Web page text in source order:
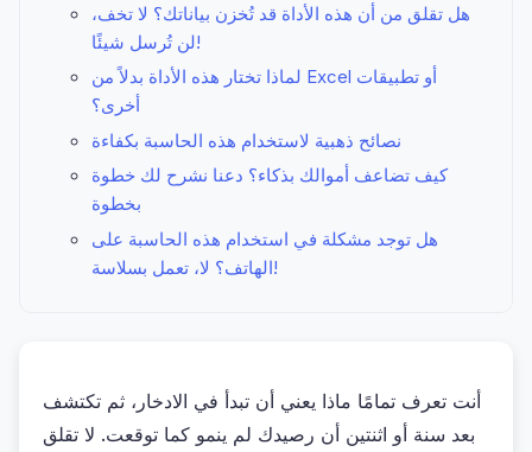
هل تقلق من أن هذه الأداة قد تُخزن بياناتك؟ لا تخف،
لن تُرسل شيئًا!
لماذا تختار هذه الأداة بدلاً من Excel أو تطبيقات
أخرى؟
نصائح ذهبية لاستخدام هذه الحاسبة بكفاءة
كيف تضاعف أموالك بذكاء؟ دعنا نشرح لك خطوة
بخطوة
هل توجد مشكلة في استخدام هذه الحاسبة على
الهاتف؟ لا، تعمل بسلاسة!
أنت تعرف تمامًا ماذا يعني أن تبدأ في الادخار، ثم تكتشف
بعد سنة أو اثنتين أن رصيدك لم ينمو كما توقعت. لا تقلق